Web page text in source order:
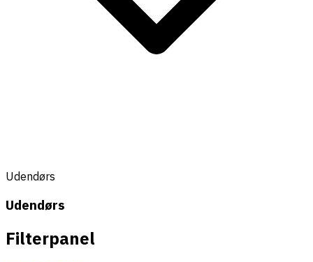
Udendørs
Udendørs
Filterpanel